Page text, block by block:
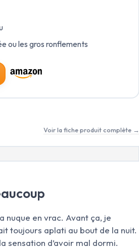
ou les gros ronflements
Voir la fiche produit complète →
nuque en vrac. Avant ça, je
toujours aplati au bout de la nuit.
sensation d’avoir mal dormi.